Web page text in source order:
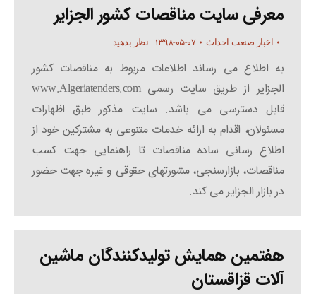
معرفی سایت مناقصات کشور الجزایر
اخبار صنعت احداث ۱۳۹۸-۰۵-۰۷ نظر بدهید
به اطلاع می رساند اطلاعات مربوط به مناقصات کشور
الجزایر از طریق سایت رسمی www.Algeriatenders.com
قابل دسترسی می باشد. سایت مذکور طبق اظهارات
مسئولان، اقدام به ارائه خدمات متنوعی به مشترکین خود از
اطلاع رسانی ساده مناقصات تا راهنمایی جهت کسب
مناقصات، بازارسنجی، مشورتهای حقوقی و غیره جهت حضور
در بازار الجزایر می کند.
هفتمین همایش تولیدکنندگان ماشین
آلات قزاقستان